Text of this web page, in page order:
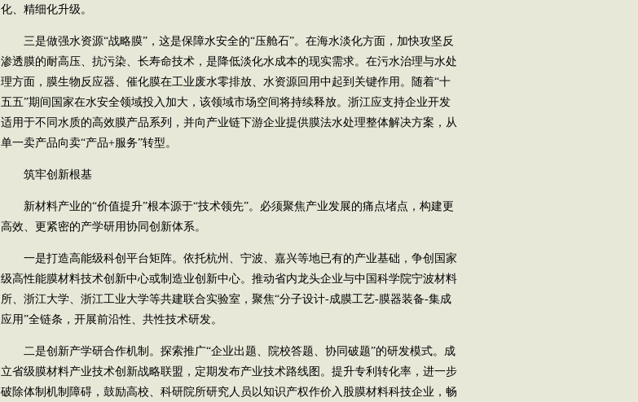
化、精细化升级。
三是做强水资源“战略膜”，这是保障水安全的“压舱石”。在海水淡化方面，加快攻坚反
渗透膜的耐高压、抗污染、长寿命技术，是降低淡化水成本的现实需求。在污水治理与水处
理方面，膜生物反应器、催化膜在工业废水零排放、水资源回用中起到关键作用。随着“十
五五”期间国家在水安全领域投入加大，该领域市场空间将持续释放。浙江应支持企业开发
适用于不同水质的高效膜产品系列，并向产业链下游企业提供膜法水处理整体解决方案，从
单一卖产品向卖“产品+服务”转型。
筑牢创新根基
新材料产业的“价值提升”根本源于“技术领先”。必须聚焦产业发展的痛点堵点，构建更
高效、更紧密的产学研用协同创新体系。
一是打造高能级科创平台矩阵。依托杭州、宁波、嘉兴等地已有的产业基础，争创国家
级高性能膜材料技术创新中心或制造业创新中心。推动省内龙头企业与中国科学院宁波材料
所、浙江大学、浙江工业大学等共建联合实验室，聚焦“分子设计-成膜工艺-膜器装备-集成
应用”全链条，开展前沿性、共性技术研发。
二是创新产学研合作机制。探索推广“企业出题、院校答题、协同破题”的研发模式。成
立省级膜材料产业技术创新战略联盟，定期发布产业技术路线图。提升专利转化率，进一步
破除体制机制障碍，鼓励高校、科研院所研究人员以知识产权作价入股膜材料科技企业，畅